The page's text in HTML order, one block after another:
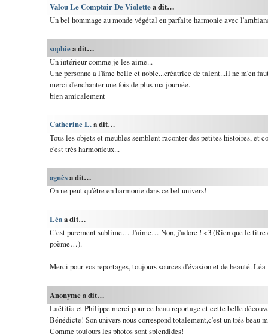
Valou Le Comptoir De Violettea dit…
Un bel hommage au monde végétal en parfaite harmonie avec
sophiea dit…
Un intérieur comme je les aime...
Une personne a l'âme belle et noble...créatrice de talent...il ne m'en
merci d'enchanter une fois de plus ma journée.
bien amicalement
Catherine L.a dit…
Tous les objets et meubles semblent raconter des petites histoires, et
c'est très harmonieux...
agnèsa dit…
On ne peut qu'être en harmonie dans ce bel univers!
Léaa dit…
C'est purement sublime… J'aime… Non, j'adore ! <3 (Rien que le titre
poème…).
Merci pour vos reportages, toujours sources d'évasion et de beauté. Léa
Anonyme a dit…
Laëtitia et Philippe merci pour ce beau reportage et cette belle
Bénédicte! Son univers nous correspond totalement,c'est un trés beau
Comme toujours les photos sont splendides!